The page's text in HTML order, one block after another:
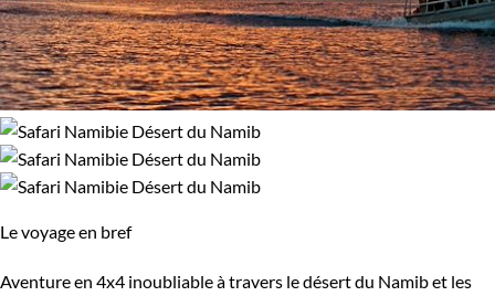
Le voyage en bref
Aventure en 4x4 inoubliable à travers le désert du Namib et les